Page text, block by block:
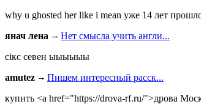
why u ghosted her like i mean уже 14 лет
янач лена
Нет смысла учить англи...
сiкс севен ыыыыыы
amutez
Пишем интересный расск...
купить <a href="https://drova-rf.ru/">дрова